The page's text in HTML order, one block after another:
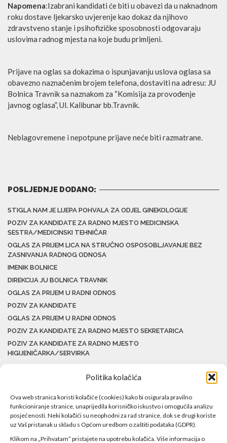
Politika kolačića
Ova web stranica koristi kolačiće (cookies) kako bi osigurala pravilno
funkcioniranje stranice, unaprijedila korisničko iskustvo i omogućila analizu
posjećenosti. Neki kolačići su neophodni za rad stranice, dok se drugi koriste
uz Vaš pristanak u skladu s Općom uredbom o zaštiti podataka (GDPR).
Klikom na „Prihvatam“ pristajete na upotrebu kolačića. Više informacija o
Napomena:Izabrani kandidati će biti u obavezi da u naknadnom
roku dostave ljekarsko uvjerenje kao dokaz da njihovo
zdravstveno stanje i psihofizičke sposobnosti odgovaraju
uslovima radnog mjesta na koje budu primljeni.
Prijave na oglas sa dokazima o ispunjavanju uslova oglasa sa
obavezno naznačenim brojem telefona, dostaviti na adresu: JU
Bolnica Travnik sa naznakom za “Komisija za provođenje
javnog oglasa”, Ul. Kalibunar bb.Travnik.
Neblagovremene i nepotpune prijave neće biti razmatrane.
POSLJEDNJE DODANO:
STIGLA NAM JE LIJEPA POHVALA ZA ODJEL GINEKOLOGIJE
POZIV ZA KANDIDATE ZA RADNO MJESTO MEDICINSKA
SESTRA/MEDICINSKI TEHNIČAR
OGLAS ZA PRIJEM LICA NA STRUČNO OSPOSOBLJAVANJE BEZ
ZASNIVANJA RADNOG ODNOSA
IMENIK BOLNICE
DIREKCIJA JU BOLNICA TRAVNIK
OGLAS ZA PRIJEM U RADNI ODNOS
POZIV ZA KANDIDATE
OGLAS ZA PRIJEM U RADNI ODNOS
POZIV ZA KANDIDATE ZA RADNO MJESTO SEKRETARICA
POZIV ZA KANDIDATE ZA RADNO MJESTO
HIGIJENIČARKA/SERVIRKA